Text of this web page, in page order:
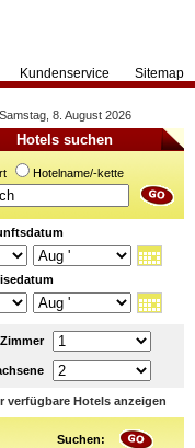
Kundenservice Sitemap
Samstag, 8. August 2026
Hotels suchen
Hotelname/-kette
Zimmer
verfügbare Hotels anzeigen
Suchen: